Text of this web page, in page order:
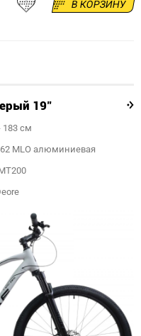
В КОРЗИНУ
19"
183 см
MLO алюминиевая